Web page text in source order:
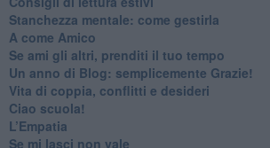
​Stanchezza mentale: come gestirla
​A come Amico
​Se ami gli altri, prenditi il tuo tempo
​Un anno di Blog: semplicemente Grazie!
​Vita di coppia, conflitti e desideri
​Ciao scuola!
​L’Empatia
​Se mi lasci non vale